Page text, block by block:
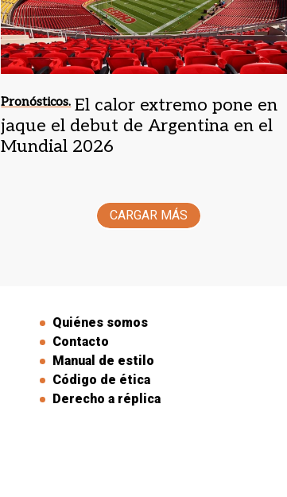
Pronósticos. El calor extremo pone en
jaque el debut de Argentina en el
Mundial 2026
CARGAR MÁS
Quiénes somos
Contacto
Manual de estilo
Código de ética
Derecho a réplica